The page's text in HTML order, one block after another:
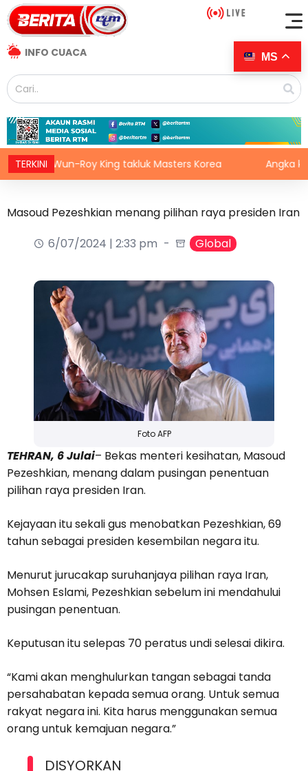
INFO CUACA
TERKINI
Kai Wun-Roy King takluk Masters Korea Angka korban
Masoud Pezeshkian menang pilihan raya presiden Iran
6/07/2024 | 2:33 pm
Global
Foto AFP
TEHRAN, 6 Julai– Bekas menteri kesihatan, Masoud
Pezeshkian, menang dalam pusingan penentuan
pilihan raya presiden Iran.
Kejayaan itu sekali gus menobatkan Pezeshkian, 69
tahun sebagai presiden kesembilan negara itu.
Menurut jurucakap suruhanjaya pilihan raya Iran,
Mohsen Eslami, Pezeshkian sebelum ini mendahului
pusingan penentuan.
Keputusan itu selepas 70 peratus undi selesai dikira.
“Kami akan menghulurkan tangan sebagai tanda
persahabatan kepada semua orang. Untuk semua
rakyat negara ini. Kita harus menggunakan semua
orang untuk kemajuan negara.”
DISYORKAN
MS